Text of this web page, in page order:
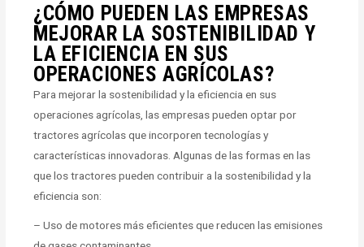
¿CÓMO PUEDEN LAS EMPRESAS
MEJORAR LA SOSTENIBILIDAD Y
LA EFICIENCIA EN SUS
OPERACIONES AGRÍCOLAS?
Para mejorar la sostenibilidad y la eficiencia en sus
operaciones agrícolas, las empresas pueden optar por
tractores agrícolas que incorporen tecnologías y
características innovadoras. Algunas de las formas en las
que los tractores pueden contribuir a la sostenibilidad y la
eficiencia son:
– Uso de motores más eficientes que reducen las emisiones